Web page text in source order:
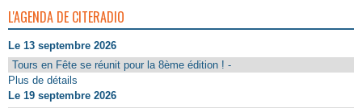
L'AGENDA DE CITERADIO
Le 13 septembre 2026
Tours en Fête se réunit pour la 8ème édition ! -
Plus de détails
Le 19 septembre 2026